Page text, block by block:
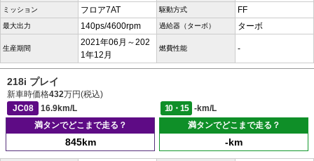
ミッション フロア7AT 駆動方式 FF
最大出力 140ps/4600rpm 過給器（ターボ） ターボ
生産期間
2021年06月～202
1年12月
燃費性能 -
218i プレイ
新車時価格432万円(税込)
JC08
16.9km/L 10・15
-km/L
満タンでどこまで走る？
845km
満タンでどこまで走る？
-km